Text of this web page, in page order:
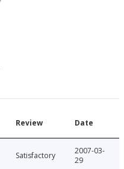
Review Date
Satisfactory
2007-03-
29